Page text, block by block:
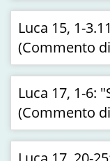
Luca 15, 1-
(Commento
Luca 17, 1-6:
(Commento